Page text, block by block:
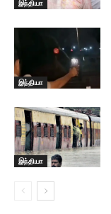
இந்தியா
இந்தியா
இந்தியா